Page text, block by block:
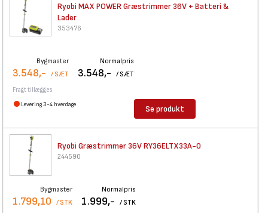
Ryobi MAX POWER Græstrimmer36V + Batteri &
Lader
353476
Bygmaster
3.548,- / SÆT
Normalpris
3.548,- / SÆT
Fragt tillægges
Levering 3-4 hverdage Se produkt
Ryobi Græstrimmer 36VRY36ELTX33A-0
244590
Bygmaster
1.799,10 / STK
Normalpris
1.999,- / STK